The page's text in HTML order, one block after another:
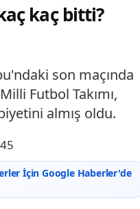
kaç bitti?
son maçında
Futbol Takımı,
almış oldu.
İçin Google Haberler'de